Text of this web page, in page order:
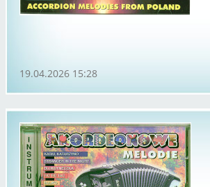
19.04.2026 15:28